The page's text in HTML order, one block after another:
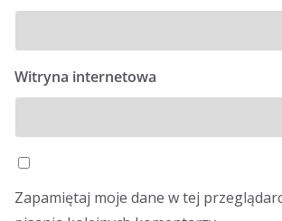
Witryna internetowa
Zapamiętaj moje dane w tej